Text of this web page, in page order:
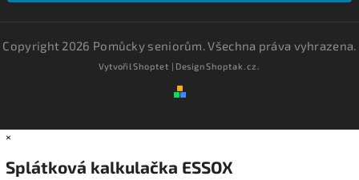
Copyright 2026 Pomůcky seniorům. Všechna práva vyhrazena.
VytvořilShoptet | DesignShoptak.cz.
×
Splátková kalkulačka ESSOX